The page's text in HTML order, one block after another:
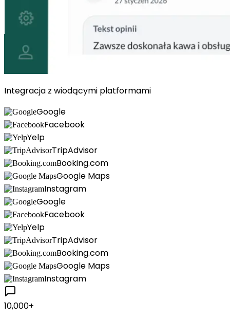
Integracja z wiodącymi platformami
Google
Facebook
Yelp
TripAdvisor
Booking.com
Google Maps
Instagram
Google
Facebook
Yelp
TripAdvisor
Booking.com
Google Maps
Instagram
10,000+